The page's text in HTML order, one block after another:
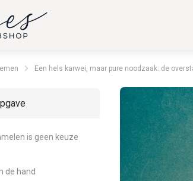
Een hels karwei, maar pure noodzaak: de
is geen keuze
de hand